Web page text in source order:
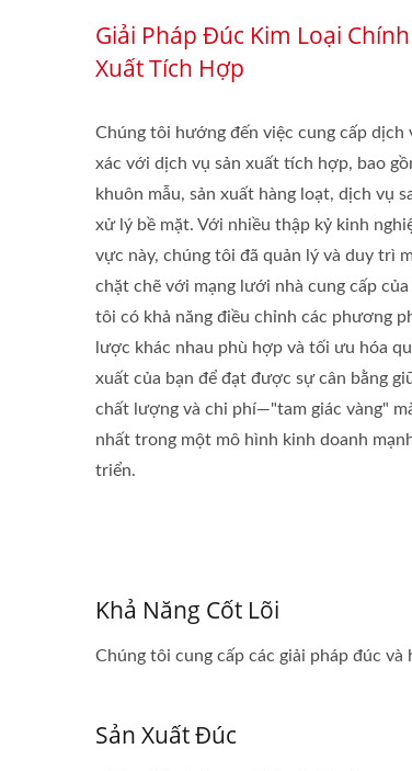
Giải Pháp Đúc Kim Loại Chính
Xuất Tích Hợp
Chúng tôi hướng đến việc cung cấp dịch
xác với dịch vụ sản xuất tích hợp, bao
khuôn mẫu, sản xuất hàng loạt, dịch vụ
xử lý bề mặt. Với nhiều thập kỷ kinh
vực này, chúng tôi đã quản lý và duy trì
chặt chẽ với mạng lưới nhà cung cấp
tôi có khả năng điều chỉnh các phương
lược khác nhau phù hợp và tối ưu hóa
xuất của bạn để đạt được sự cân bằng
chất lượng và chi phí—"tam giác vàng"
nhất trong một mô hình kinh doanh
triển.
Khả Năng Cốt Lõi
Chúng tôi cung cấp các giải pháp đúc
Sản Xuất Đúc